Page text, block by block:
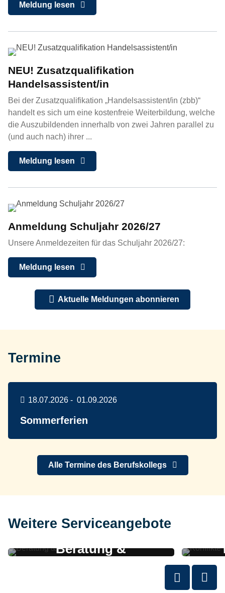
Meldung lesen
NEU! Zusatzqualifikation
Handelsassistent/in
Bei der Zusatzqualifikation „Handelsassistent/in (zbb)“
handelt es sich um eine kostenfreie Weiterbildung, welche
die Auszubildenden innerhalb von zwei Jahren parallel zu
(und auch nach) ihrer ...
Meldung lesen
Anmeldung Schuljahr 2026/27
Unsere Anmeldezeiten für das Schuljahr 2026/27:
Meldung lesen
Aktuelle Meldungen abonnieren
Termine
18.07.2026 - 01.09.2026
Sommerferien
Alle Termine des Berufskollegs
Weitere Serviceangebote
Beratung &